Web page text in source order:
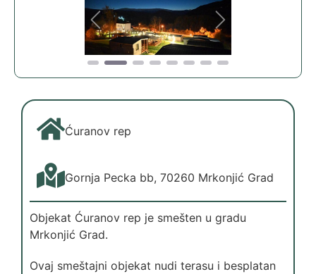
Previous Next
Ćuranov rep
Gornja Pecka bb, 70260 Mrkonjić Grad
Objekat Ćuranov rep je smešten u gradu
Mrkonjić Grad.
Ovaj smeštajni objekat nudi terasu i besplatan